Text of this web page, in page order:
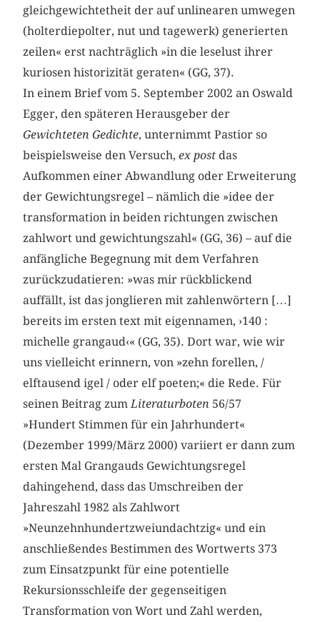
gleichgewichtetheit der auf unlinearen umwegen
(holterdiepolter, nut und tagewerk) generierten
zeilen« erst nachträglich »in die leselust ihrer
kuriosen historizität geraten« (GG, 37).
In einem Brief vom 5. September 2002 an Oswald
Egger, den späteren Herausgeber der
Gewichteten Gedichte, unternimmt Pastior so
beispielsweise den Versuch,ex post das
Aufkommen einer Abwandlung oder Erweiterung
der Gewichtungsregel – nämlich die »idee der
transformation in beiden richtungen zwischen
zahlwort und gewichtungszahl« (GG, 36) – auf die
anfängliche Begegnung mit dem Verfahren
zurückzudatieren: »was mir rückblickend
auffällt, ist das jonglieren mit zahlenwörtern […]
bereits im ersten text mit eigennamen, ›140 :
michelle grangaud‹« (GG, 35). Dort war, wie wir
uns vielleicht erinnern, von »zehn forellen, /
elftausend igel / oder elf poeten;« die Rede. Für
seinen Beitrag zum Literaturboten 56/57
»Hundert Stimmen für ein Jahrhundert«
(Dezember 1999/März 2000) variiert er dann zum
ersten Mal Grangauds Gewichtungsregel
dahingehend, dass das Umschreiben der
Jahreszahl 1982 als Zahlwort
»Neunzehnhundertzweiundachtzig« und ein
anschließendes Bestimmen des Wortwerts 373
zum Einsatzpunkt für eine potentielle
Rekursionsschleife der gegenseitigen
Transformation von Wort und Zahl werden,